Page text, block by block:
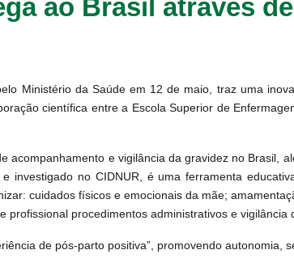
ao Brasil através
Ministério da Saúde em 12 de maio, traz uma
científica entre a Escola Superior de
acompanhamento e vigilância da gravidez no Brasil,
investigado no CIDNUR, é uma ferramenta
cuidados físicos e emocionais da mãe;
procedimentos administrativos e vigilância
de pós‑parto positiva”, promovendo autonomia,